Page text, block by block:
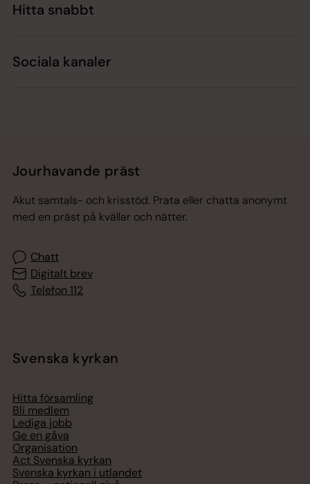
Hitta snabbt
Sociala kanaler
Jourhavande präst
Akut samtals- och krisstöd. Prata eller chatta anonymt
med en präst på kvällar och nätter.
Chatt
Digitalt brev
Telefon 112
Svenska kyrkan
Hitta församling
Bli medlem
Lediga jobb
Ge en gåva
Organisation
Act Svenska kyrkan
Svenska kyrkan i utlandet